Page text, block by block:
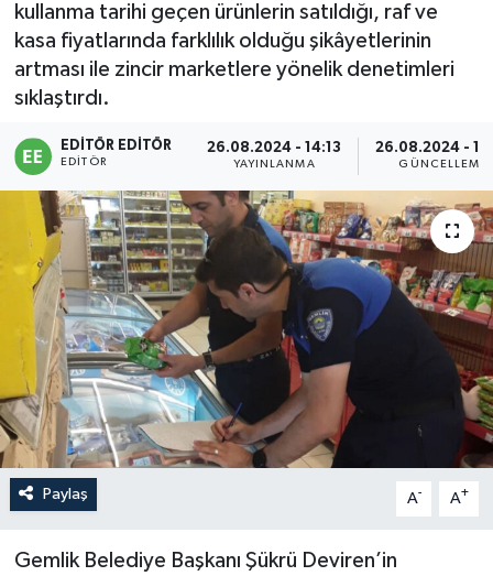
kullanma tarihi geçen ürünlerin satıldığı, raf ve
kasa fiyatlarında farklılık olduğu şikâyetlerinin
artması ile zincir marketlere yönelik denetimleri
sıklaştırdı.
EDITÖR EDITÖR
EDITÖR
26.08.2024 - 14:13
YAYINLANMA
26.08.2024 -
GÜNCELLEME
Paylaş A- A+
Gemlik Belediye Başkanı Şükrü Deviren’in
Genel
Magazin
Sağlık
Siyaset
Spor
Türkiye
Haber Arşivi